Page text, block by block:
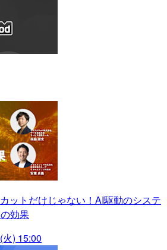
ットだけじゃない！AI駆動のシステ
効果
) 15:00